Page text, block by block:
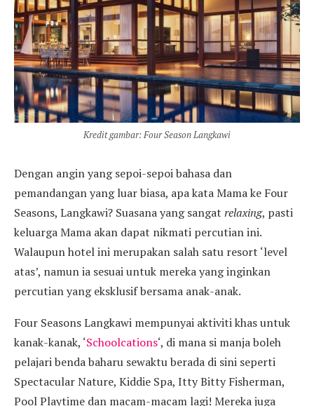
Kredit gambar: Four Season Langkawi
Dengan angin yang sepoi-sepoi bahasa dan
pemandangan yang luar biasa, apa kata Mama ke Four
Seasons, Langkawi? Suasana yang sangat relaxing, pasti
keluarga Mama akan dapat nikmati percutian ini.
Walaupun hotel ini merupakan salah satu resort ‘level
atas’, namun ia sesuai untuk mereka yang inginkan
percutian yang eksklusif bersama anak-anak.
Four Seasons Langkawi mempunyai aktiviti khas untuk
kanak-kanak, ‘Schoolcations‘, di mana si manja boleh
pelajari benda baharu sewaktu berada di sini seperti
Spectacular Nature, Kiddie Spa, Itty Bitty Fisherman,
Pool Playtime dan macam-macam lagi! Mereka juga